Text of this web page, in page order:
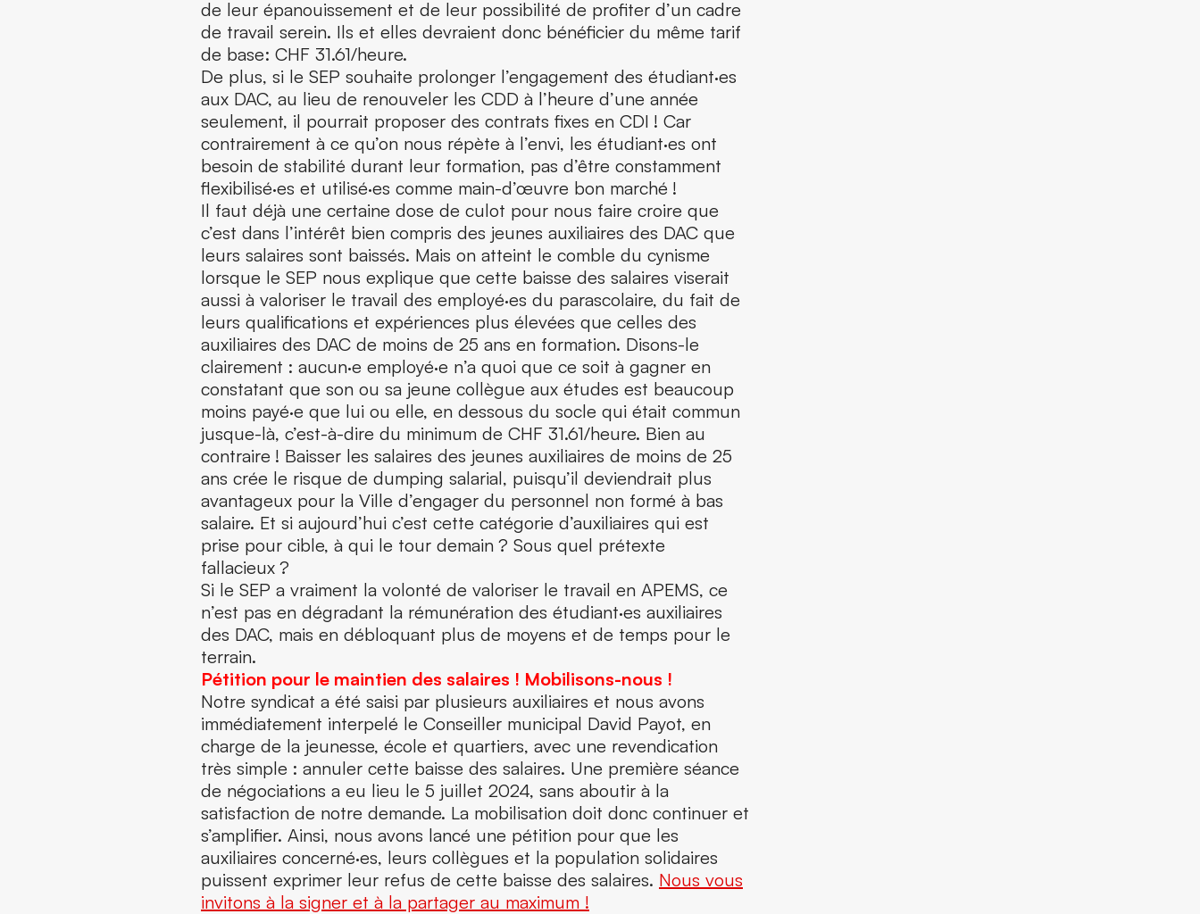
de leur épanouissement et de leur possibilité de profiter d’un cadre
de travail serein. Ils et elles devraient donc bénéficier du même tarif
de base: CHF 31.61/heure.
De plus, si le SEP souhaite prolonger l’engagement des étudiant·es
aux DAC, au lieu de renouveler les CDD à l’heure d’une année
seulement, il pourrait proposer des contrats fixes en CDI ! Car
contrairement à ce qu’on nous répète à l’envi, les étudiant·es ont
besoin de stabilité durant leur formation, pas d’être constamment
flexibilisé·es et utilisé·es comme main-d’œuvre bon marché !
Il faut déjà une certaine dose de culot pour nous faire croire que
c’est dans l’intérêt bien compris des jeunes auxiliaires des DAC que
leurs salaires sont baissés. Mais on atteint le comble du cynisme
lorsque le SEP nous explique que cette baisse des salaires viserait
aussi à valoriser le travail des employé·es du parascolaire, du fait de
leurs qualifications et expériences plus élevées que celles des
auxiliaires des DAC de moins de 25 ans en formation. Disons-le
clairement : aucun·e employé·e n’a quoi que ce soit à gagner en
constatant que son ou sa jeune collègue aux études est beaucoup
moins payé·e que lui ou elle, en dessous du socle qui était commun
jusque-là, c’est-à-dire du minimum de CHF 31.61/heure. Bien au
contraire ! Baisser les salaires des jeunes auxiliaires de moins de 25
ans crée le risque de dumping salarial, puisqu’il deviendrait plus
avantageux pour la Ville d’engager du personnel non formé à bas
salaire. Et si aujourd’hui c’est cette catégorie d’auxiliaires qui est
prise pour cible, à qui le tour demain ? Sous quel prétexte
fallacieux ?
Si le SEP a vraiment la volonté de valoriser le travail en APEMS, ce
n’est pas en dégradant la rémunération des étudiant·es auxiliaires
des DAC, mais en débloquant plus de moyens et de temps pour le
terrain.
Pétition pour le maintien des salaires ! Mobilisons-nous !
Notre syndicat a été saisi par plusieurs auxiliaires et nous avons
immédiatement interpelé le Conseiller municipal David Payot, en
charge de la jeunesse, école et quartiers, avec une revendication
très simple : annuler cette baisse des salaires. Une première séance
de négociations a eu lieu le 5 juillet 2024, sans aboutir à la
satisfaction de notre demande. La mobilisation doit donc continuer et
s’amplifier. Ainsi, nous avons lancé une pétition pour que les
auxiliaires concerné·es, leurs collègues et la population solidaires
puissent exprimer leur refus de cette baisse des salaires. Nous vous
invitons à la signer et à la partager au maximum !